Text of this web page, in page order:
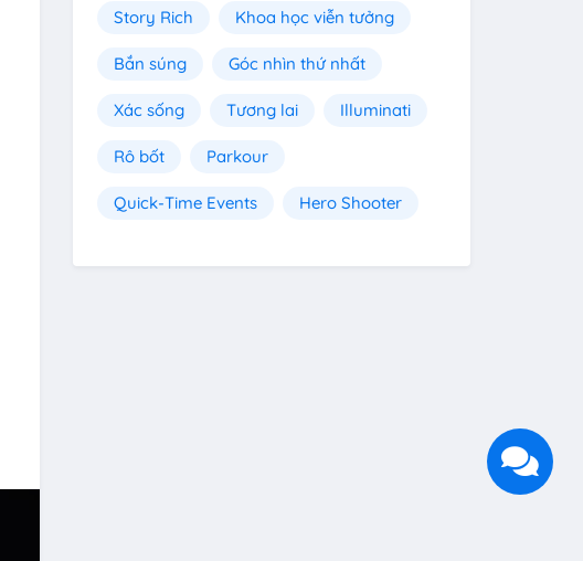
Story Rich Khoa học viễn tưởng
Bắn súng Góc nhìn thứ nhất
Xác sống Tương lai Illuminati
Rô bốt Parkour
Quick-Time Events Hero Shooter